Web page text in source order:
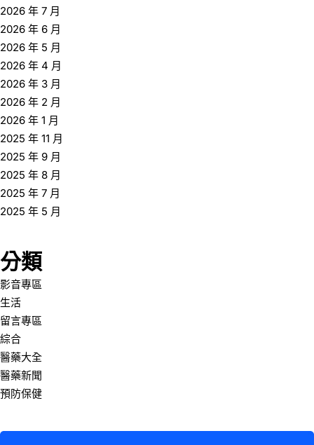
2026 年 7 月
2026 年 6 月
2026 年 5 月
2026 年 4 月
2026 年 3 月
2026 年 2 月
2026 年 1 月
2025 年 11 月
2025 年 9 月
2025 年 8 月
2025 年 7 月
2025 年 5 月
分類
影音專區
生活
留言專區
綜合
醫藥大全
醫藥新聞
預防保健